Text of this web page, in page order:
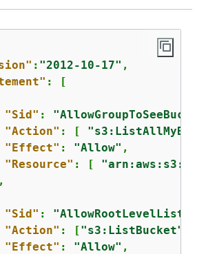
: "2012-10-17"
: [
"Sid" :
"Action" : [
"Effect" : "Allow" ,
"Resource" : [
"Sid" :
"Action" : ["s3:ListBucket"
"Effect" : "Allow" ,